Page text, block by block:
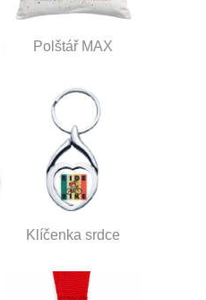
Polštář MAX
Klíčenka srdce